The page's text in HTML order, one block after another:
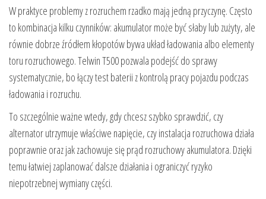
W praktyce problemy z rozruchem rzadko mają jedną przyczynę. Często
to kombinacja kilku czynników: akumulator może być słaby lub zużyty, ale
równie dobrze źródłem kłopotów bywa układ ładowania albo elementy
toru rozruchowego. Telwin T500 pozwala podejść do sprawy
systematycznie, bo łączy test baterii z kontrolą pracy pojazdu podczas
ładowania i rozruchu.
To szczególnie ważne wtedy, gdy chcesz szybko sprawdzić, czy
alternator utrzymuje właściwe napięcie, czy instalacja rozruchowa działa
poprawnie oraz jak zachowuje się prąd rozruchowy akumulatora. Dzięki
temu łatwiej zaplanować dalsze działania i ograniczyć ryzyko
niepotrzebnej wymiany części.